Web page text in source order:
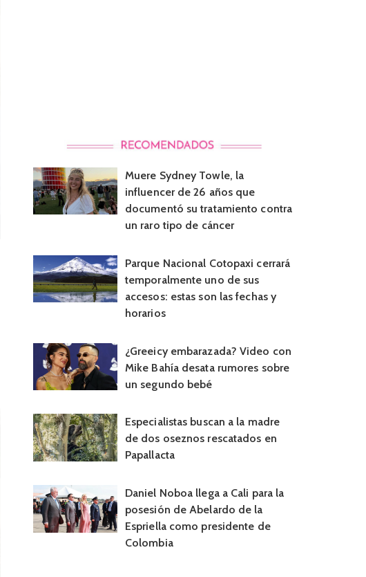
Muere Sydney Towle, la
influencer de 26 años que
documentó su tratamiento contra
un raro tipo de cáncer
Parque Nacional Cotopaxi cerrará
temporalmente uno de sus
accesos: estas son las fechas y
horarios
¿Greeicy embarazada? Video con
Mike Bahía desata rumores sobre
un segundo bebé
Especialistas buscan a la madre
de dos oseznos rescatados en
Papallacta
Daniel Noboa llega a Cali para la
posesión de Abelardo de la
Espriella como presidente de
Colombia